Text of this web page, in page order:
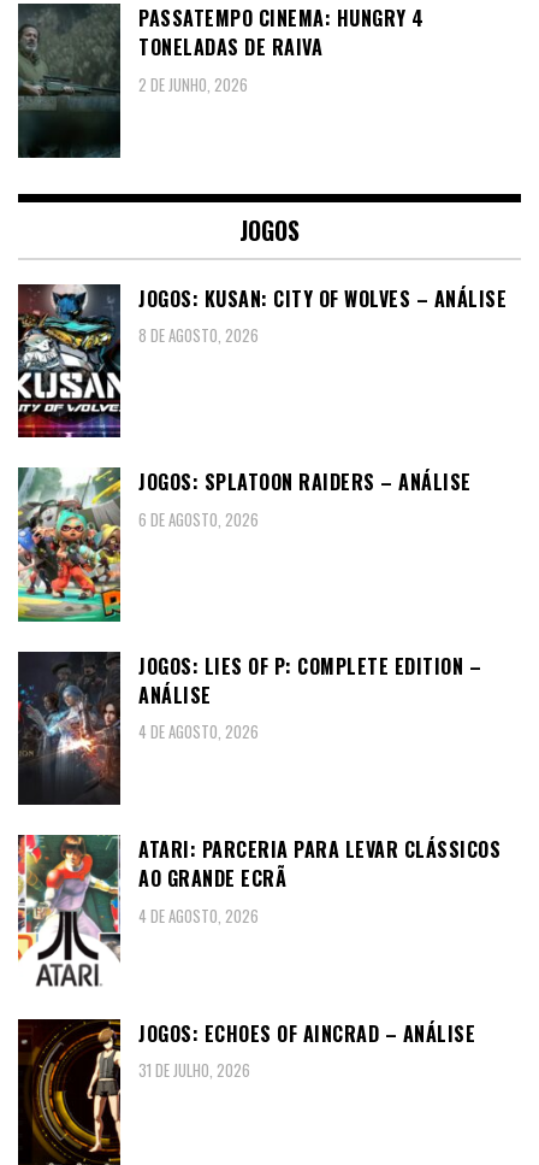
PASSATEMPO CINEMA: HUNGRY 4
TONELADAS DE RAIVA
2 DE JUNHO, 2026
JOGOS
JOGOS: KUSAN: CITY OF WOLVES – ANÁLISE
8 DE AGOSTO, 2026
JOGOS: SPLATOON RAIDERS – ANÁLISE
6 DE AGOSTO, 2026
JOGOS: LIES OF P: COMPLETE EDITION –
ANÁLISE
4 DE AGOSTO, 2026
ATARI: PARCERIA PARA LEVAR CLÁSSICOS
AO GRANDE ECRÃ
4 DE AGOSTO, 2026
JOGOS: ECHOES OF AINCRAD – ANÁLISE
31 DE JULHO, 2026